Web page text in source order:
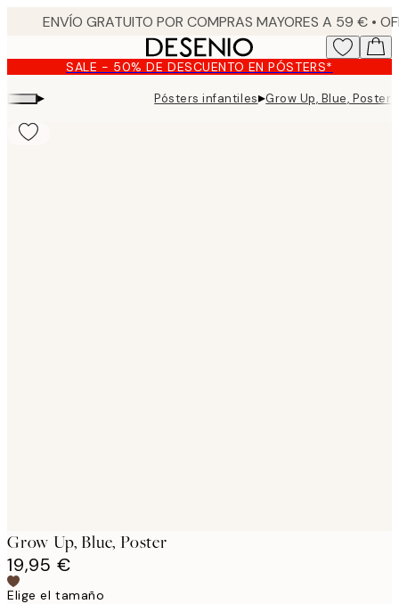
content.SALE - 50% DE DESCUENTO EN PÓSTERS*
▸ Pósters infantiles▸Grow Up, Blue, Poster
Grow Up, Blue, Poster
19,95 €
Elige el tamaño